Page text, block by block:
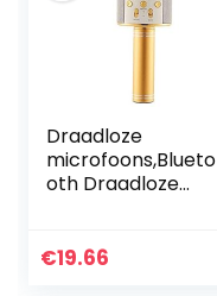
Draadloze
microfoons,Blueto
oth Draadloze
Speler Bluetooth
€19.66